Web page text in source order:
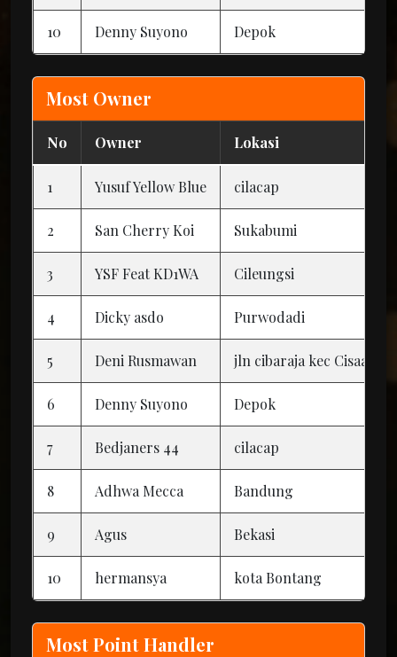
10 Denny Suyono Depok
Most Owner
No Owner Lokasi
1 Yusuf Yellow Blue cilacap
2 San Cherry Koi Sukabumi
3 YSF Feat KD1WA Cileungsi
4 Dicky asdo Purwodadi
5 Deni Rusmawan jln cibaraja kec Cisaat
6 Denny Suyono Depok
7 Bedjaners 44 cilacap
8 Adhwa Mecca Bandung
9 Agus Bekasi
10 hermansya kota Bontang
Most Point Handler